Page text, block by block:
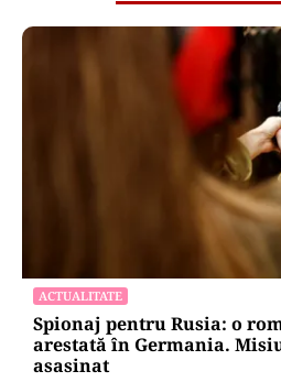
ACTUALITATE
Spionaj pentru Rusia: o
arestată în Germania.
asasinat